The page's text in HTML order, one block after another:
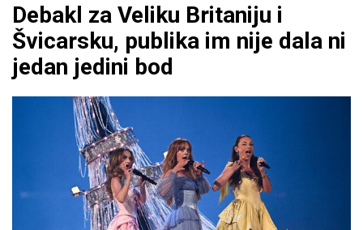
Debakl za Veliku Britaniju i
Švicarsku, publika im nije dala ni
jedan jedini bod